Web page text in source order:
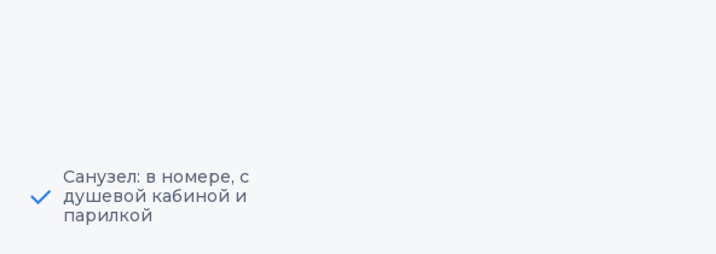
Санузел: в номере, с
душевой кабиной и
парилкой